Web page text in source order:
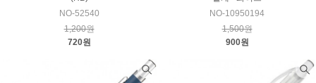
NO-52540
1,200원
720원
NO-10950194
1,500원
900원